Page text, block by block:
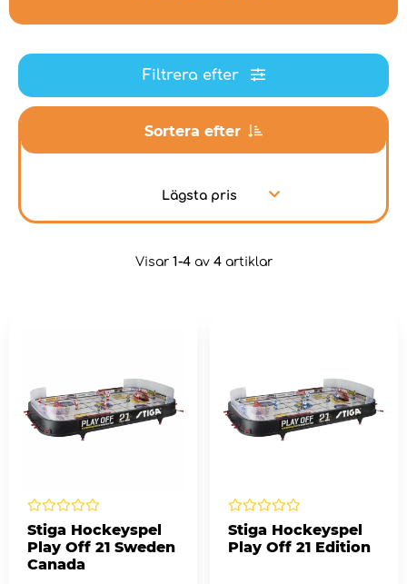
Filtrera efter
Sortera efter
Lägsta pris
Visar 1-4av 4artiklar
Stiga Hockeyspel
Play Off 21 Sweden
Canada
Stiga Hockeyspel
Play Off 21 Edition